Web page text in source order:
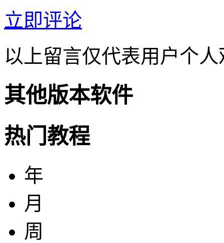
立即评论
以上留言仅代表用户个
其他版本软件
热门教程
年
月
周